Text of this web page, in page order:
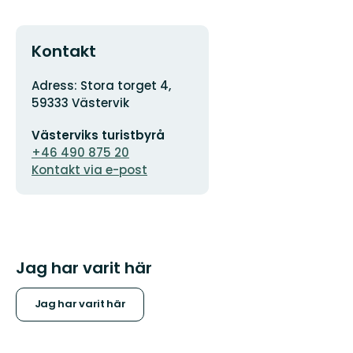
Kontakt
Adress
Adress: Stora torget 4,
59333 Västervik
postadress
Västerviks turistbyrå
+46 490 875 20
Kontakt via e-post
Jag har varit här
Jag har varit här